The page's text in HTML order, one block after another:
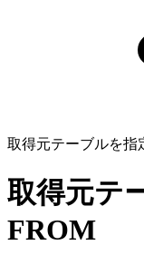
取得元テーブルを指
取得元テ
FROM